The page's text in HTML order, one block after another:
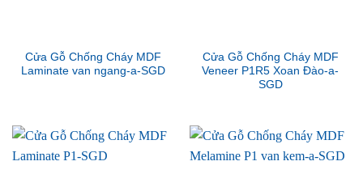
Cửa Gỗ Chống Cháy MDF
Laminate van ngang-a-SGD
Cửa Gỗ Chống Cháy MDF
Veneer P1R5 Xoan Đào-a-
SGD